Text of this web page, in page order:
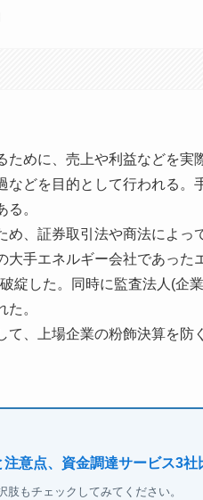
めに、売上や利益などを実
どを目的として行われる。
。
、証券取引法や商法によっ
手エネルギー会社であった
綻した。同時に監査法人(企
。
、上場企業の粉飾決算を防
注意点、資金調達サービス3
もチェックしてみてください。